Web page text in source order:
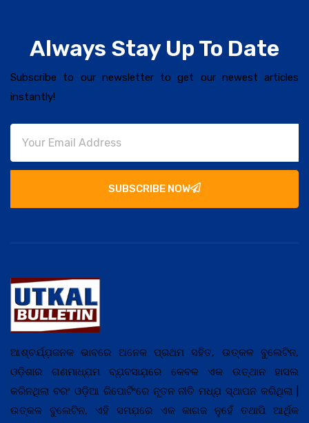
Always Stay Up To Date
Subscribe to our newsletter to get our newest articles
instantly!
SUBSCRIBE NOW
ଆଶ୍ଚର୍ଯ୍ଯ଼ଜନକ ଭାବରେ ଅନେକ ପ୍ରଥମ ସହିତ, ଉତ୍କଳ ବୁଲେଟିନ,
ଓଡ଼ିଶାର ଗଣମାଧ୍ଯ଼ମ ବ୍ଯ଼ବସାଯ଼ରେ କେବଳ ଏକ ଉତ୍ଥାନ ହାସଲ
କରିନଥିଲା ବରଂ ଓଡ଼ିଆ ରିପୋର୍ଟିଂରେ ନୂତନ ନୀତି ମଧ୍ଯ଼ ସ୍ଥାପନ କରିଥିଲା |
ଉତ୍କଳ ବୁଲେଟିନ, ଏହି ସମଯ଼ରେ ଏକ କାଗଜ ନୁହେଁ ତଥାପି ଆର୍ଥିକ